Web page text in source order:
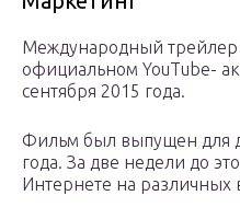
Международный
официальном YouTube-
сентября 2015 года.
Фильм был выпущен для
года. За две недели до
Интернете на различных